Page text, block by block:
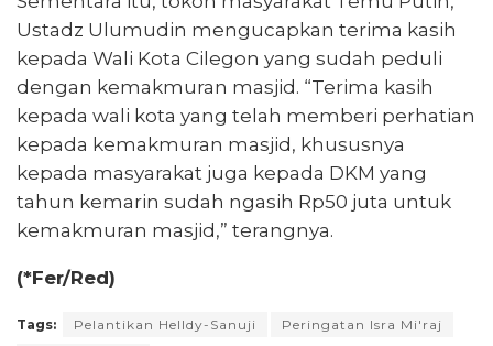
Ustadz Ulumudin mengucapkan terima kasih
kepada Wali Kota Cilegon yang sudah peduli
dengan kemakmuran masjid. “Terima kasih
kepada wali kota yang telah memberi perhatian
kepada kemakmuran masjid, khususnya
kepada masyarakat juga kepada DKM yang
tahun kemarin sudah ngasih Rp50 juta untuk
kemakmuran masjid,” terangnya.
(*Fer/Red)
Tags: Pelantikan Helldy-Sanuji
Peringatan Isra Mi'raj